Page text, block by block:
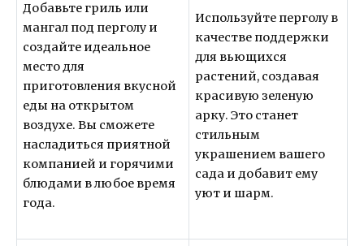
Добавьте гриль или
мангал под перголу и
создайте идеальное
место для
приготовления вкусной
еды на открытом
воздухе. Вы сможете
насладиться приятной
компанией и горячими
блюдами в любое время
года.
Используйте перголу в
качестве поддержки
для вьющихся
растений, создавая
красивую зеленую
арку. Это станет
стильным
украшением вашего
сада и добавит ему
уют и шарм.